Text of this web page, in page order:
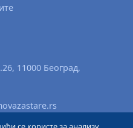
11000 Београд,